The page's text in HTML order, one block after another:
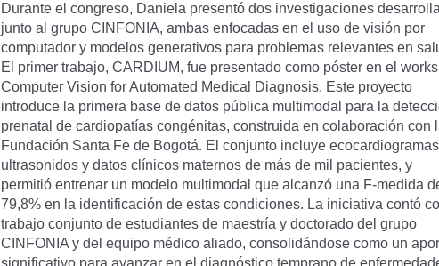
Durante el congreso, Daniela presentó dos investigaciones
junto al grupo CINFONIA, ambas enfocadas en el uso de visión por
computador y modelos generativos para problemas relevantes en
El primer trabajo, CARDIUM, fue presentado como póster en el
Computer Vision for Automated Medical Diagnosis. Este proyecto
introduce la primera base de datos pública multimodal para la
prenatal de cardiopatías congénitas, construida en colaboración con
Fundación Santa Fe de Bogotá. El conjunto incluye
ultrasonidos y datos clínicos maternos de más de mil pacientes, y
permitió entrenar un modelo multimodal que alcanzó una F-medida
79,8% en la identificación de estas condiciones. La iniciativa contó
trabajo conjunto de estudiantes de maestría y doctorado del grupo
CINFONIA y del equipo médico aliado, consolidándose como un
significativo para avanzar en el diagnóstico temprano de